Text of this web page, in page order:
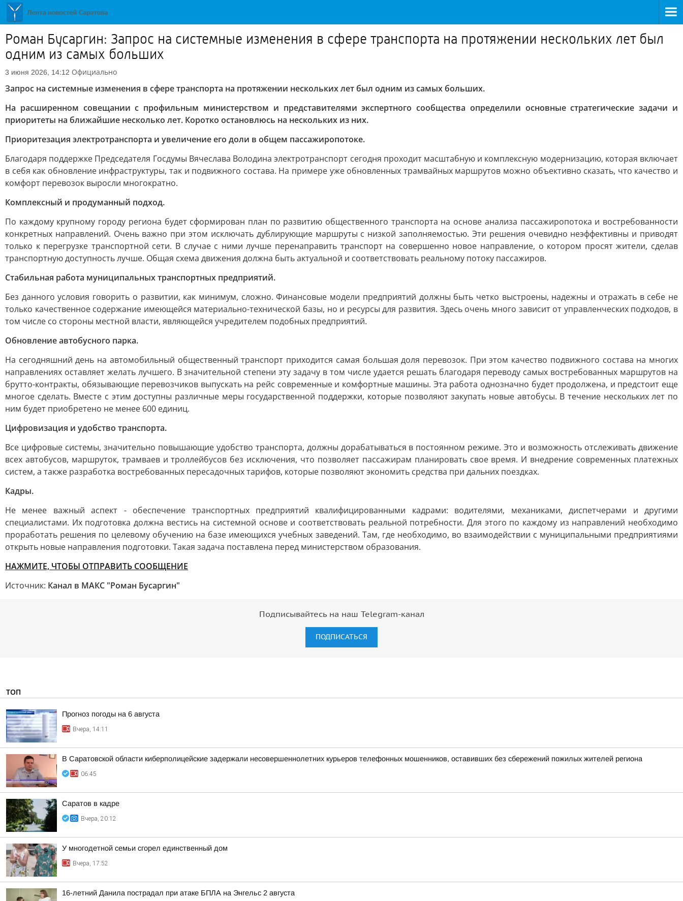
Роман Бусаргин: Запрос на системные изменения в сфере транспорта на протяжении нескольких лет был
одним из самых больших
3 июня 2026, 14:12 Официально
Запрос на системные изменения в сфере транспорта на протяжении нескольких лет был одним из самых больших.
На расширенном совещании с профильным министерством и представителями экспертного сообщества определили основные стратегические задачи и
приоритеты на ближайшие несколько лет. Коротко остановлюсь на нескольких из них.
Приоритезация электротранспорта и увеличение его доли в общем пассажиропотоке.
Благодаря поддержке Председателя Госдумы Вячеслава Володина электротранспорт сегодня проходит масштабную и комплексную модернизацию, которая включает
в себя как обновление инфраструктуры, так и подвижного состава. На примере уже обновленных трамвайных маршрутов можно объективно сказать, что качество и
комфорт перевозок выросли многократно.
Комплексный и продуманный подход.
По каждому крупному городу региона будет сформирован план по развитию общественного транспорта на основе анализа пассажиропотока и востребованности
конкретных направлений. Очень важно при этом исключать дублирующие маршруты с низкой заполняемостью. Эти решения очевидно неэффективны и приводят
только к перегрузке транспортной сети. В случае с ними лучше перенаправить транспорт на совершенно новое направление, о котором просят жители, сделав
транспортную доступность лучше. Общая схема движения должна быть актуальной и соответствовать реальному потоку пассажиров.
Стабильная работа муниципальных транспортных предприятий.
Без данного условия говорить о развитии, как минимум, сложно. Финансовые модели предприятий должны быть четко выстроены, надежны и отражать в себе не
только качественное содержание имеющейся материально-технической базы, но и ресурсы для развития. Здесь очень много зависит от управленческих подходов, в
том числе со стороны местной власти, являющейся учредителем подобных предприятий.
Обновление автобусного парка.
На сегодняшний день на автомобильный общественный транспорт приходится самая большая доля перевозок. При этом качество подвижного состава на многих
направлениях оставляет желать лучшего. В значительной степени эту задачу в том числе удается решать благодаря переводу самых востребованных маршрутов на
брутто-контракты, обязывающие перевозчиков выпускать на рейс современные и комфортные машины. Эта работа однозначно будет продолжена, и предстоит еще
многое сделать. Вместе с этим доступны различные меры государственной поддержки, которые позволяют закупать новые автобусы. В течение нескольких лет по
ним будет приобретено не менее 600 единиц.
Цифровизация и удобство транспорта.
Все цифровые системы, значительно повышающие удобство транспорта, должны дорабатываться в постоянном режиме. Это и возможность отслеживать движение
всех автобусов, маршруток, трамваев и троллейбусов без исключения, что позволяет пассажирам планировать свое время. И внедрение современных платежных
систем, а также разработка востребованных пересадочных тарифов, которые позволяют экономить средства при дальних поездках.
Кадры.
Не менее важный аспект - обеспечение транспортных предприятий квалифицированными кадрами: водителями, механиками, диспетчерами и другими
специалистами. Их подготовка должна вестись на системной основе и соответствовать реальной потребности. Для этого по каждому из направлений необходимо
проработать решения по целевому обучению на базе имеющихся учебных заведений. Там, где необходимо, во взаимодействии с муниципальными предприятиями
открыть новые направления подготовки. Такая задача поставлена перед министерством образования.
НАЖМИТЕ, ЧТОБЫ ОТПРАВИТЬ СООБЩЕНИЕ
Источник: Канал в МАКС "Роман Бусаргин"
Подписывайтесь на наш Telegram-канал
ПОДПИСАТЬСЯ
ТОП
Прогноз погоды на 6 августа
Вчера, 14:11
В Саратовской области киберполицейские задержали несовершеннолетних курьеров телефонных мошенников, оставивших без сбережений пожилых жителей региона
06:45
Саратов в кадре
Вчера, 20:12
У многодетной семьи сгорел единственный дом
Вчера, 17:52
16-летний Данила пострадал при атаке БПЛА на Энгельс 2 августа